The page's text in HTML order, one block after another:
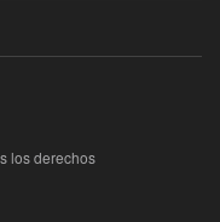
los derechos